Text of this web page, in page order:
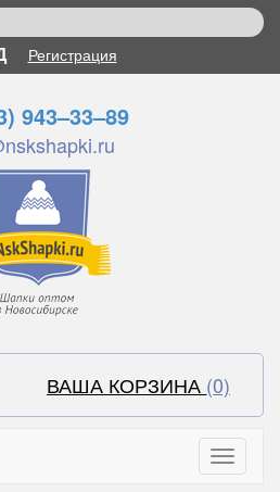
Регистрация
943–33–89
ВАША КОРЗИНА (0)
Toggle